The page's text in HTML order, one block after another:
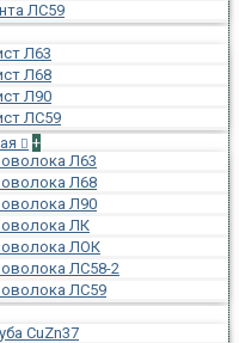
ЛС59
Л63
Л68
Л90
ЛС59
+
Л63
Л68
Л90
ЛК
ЛОК
ЛС58-2
ЛС59
CuZn37